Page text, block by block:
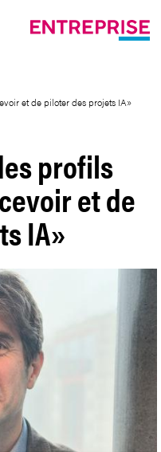
et de piloter des projets IA»
profils
et de
IA»